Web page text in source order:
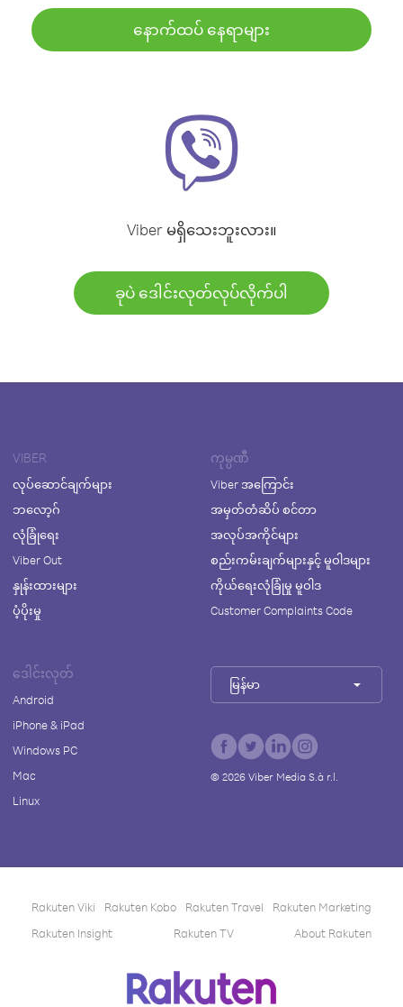
နောက်ထပ် နေရာများ
Viber မရှိသေးဘူးလား။
ခုပဲ ဒေါင်းလုတ်လုပ်လိုက်ပါ
VIBER
လုပ်ဆောင်ချက်များ
ဘလော့ဂ်
လုံခြုံရေး
Viber Out
နှုန်းထားများ
ပံ့ပိုးမှု
ကုမ္ပဏီ
Viber အကြောင်း
အမှတ်တံဆိပ် စင်တာ
အလုပ်အကိုင်များ
စည်းကမ်းချက်များနှင့် မူဝါဒများ
ကိုယ်ရေးလုံခြုံမှု မူဝါဒ
Customer Complaints Code
ဒေါင်းလုတ်
Android
iPhone & iPad
Windows PC
Mac
Linux
မြန်မာ
© 2026Viber Media S.à r.l.
Rakuten Viki Rakuten Kobo Rakuten Travel
Rakuten Marketing
Rakuten Insight
Rakuten TV About Rakuten